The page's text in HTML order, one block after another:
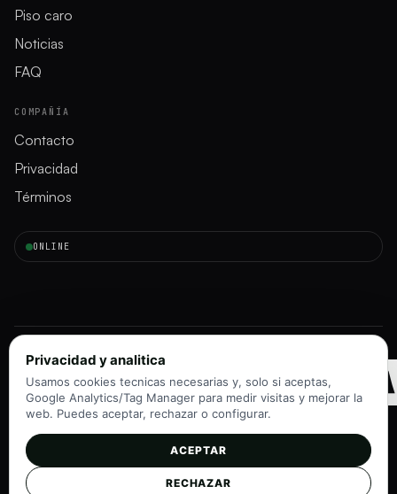
Piso caro
Noticias
FAQ
COMPAÑÍA
Contacto
Privacidad
Términos
ONLINE
Instagram
TikTok
Privacidad y analitica
Usamos cookies tecnicas necesarias y, solo si aceptas,
Google Analytics/Tag Manager para medir visitas y mejorar la
web. Puedes aceptar, rechazar o configurar.
ACEPTAR
RECHAZAR